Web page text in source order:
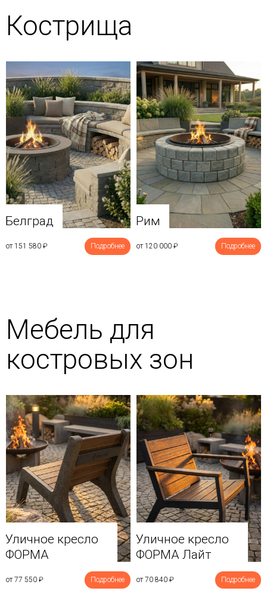
Кострища
Белград
от 151 580 ₽ Подробнее
Рим
от 120 000 ₽ Подробнее
Мебель для
костровых зон
Уличное кресло
ФОРМА
от 77 550 ₽ Подробнее
Уличное кресло
ФОРМА Лайт
от 70 840 ₽ Подробнее